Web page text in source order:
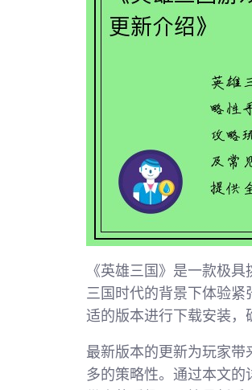
《英雄三国》是一款极
三国时代的背景下体验
适的版本进行下载安装，
最新版本的更新为玩家带
多的策略性。通过本文